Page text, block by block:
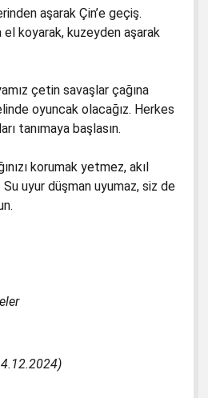
aşarak Çin’e geçiş.
el koyarak, kuzeyden aşarak
çetin savaşlar çağına
oyuncak olacağız. Herkes
tanımaya başlasın.
korumak yetmez, akıl
Su uyur düşman uyumaz, siz de